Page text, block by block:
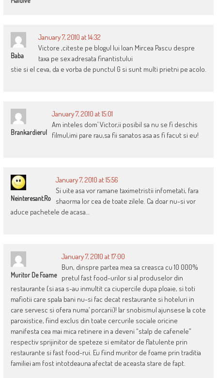
Baba
January 7, 2010 at 14:32
Victore ,citeste pe blogul lui Ioan Mircea Pascu despre
taxa pe sex adresata finantistului
stie si el ceva, da e vorba de punctul G si sunt multi prietni pe acolo.
Brankardierul
January 7, 2010 at 15:01
Am inteles dom’ Victor,ii posibil sa nu se fi deschis
filmul,imi pare rau,sa fii sanatos asa as fi facut si eu!
Neinteresant.ro
January 7, 2010 at 15:56
Si uite asa vor ramane taximetristii infometati, fara
shaorma lor cea de toate zilele. Ca doar nu-si vor
aduce pachetele de acasa…
Muritor De Foame
January 7, 2010 at 17:00
Bun, dinspre partea mea sa creasca cu 10 000%
pretul fast food-urilor si al produselor din
restaurante (si asa s-au inmultit ca ciupercile dupa ploaie, si toti
mafiotii care spala bani nu-si fac decat restaurante si hoteluri in
care servesc si ofera numa’ porcarii)! Iar snobismul ajunsese la cote
paroxistice, fiind exclus din toate cercurile sociale oricine
manifesta cea mai mica retinere in a deveni “stalp de cafenele”
respectiv sprijinitor de speteze si emitator de flatulente prin
restaurante si fast food-rui. Eu fiind muritor de foame prin traditia
familiei am fost intotdeauna afectat de aceasta stare de fapt.